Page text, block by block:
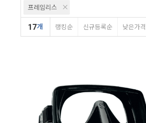
프레임리스
17개 랭킹순 신규등록순 낮은가